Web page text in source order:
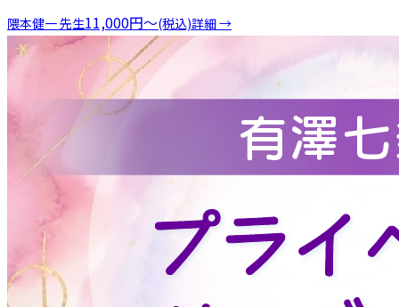
隈本健一先生11,000円〜(税込)詳細 →